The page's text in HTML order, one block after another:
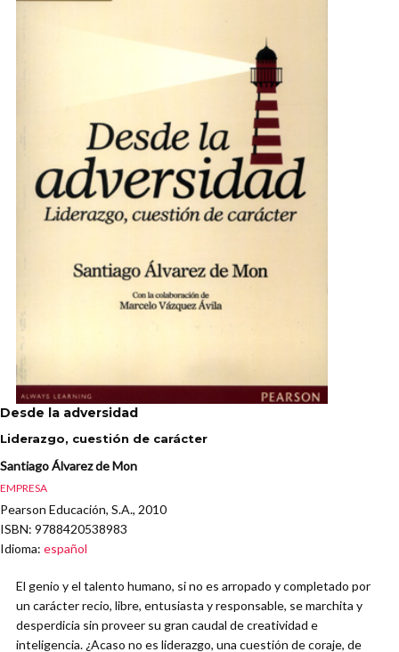
Desde la adversidad
Liderazgo, cuestión de carácter
Santiago Álvarez de Mon
EMPRESA
Pearson Educación, S.A., 2010
ISBN: 9788420538983
Idioma: español
El genio y el talento humano, si no es arropado y completado por
un carácter recio, libre, entusiasta y responsable, se marchita y
desperdicia sin proveer su gran caudal de creatividad e
inteligencia. ¿Acaso no es liderazgo, una cuestión de coraje, de